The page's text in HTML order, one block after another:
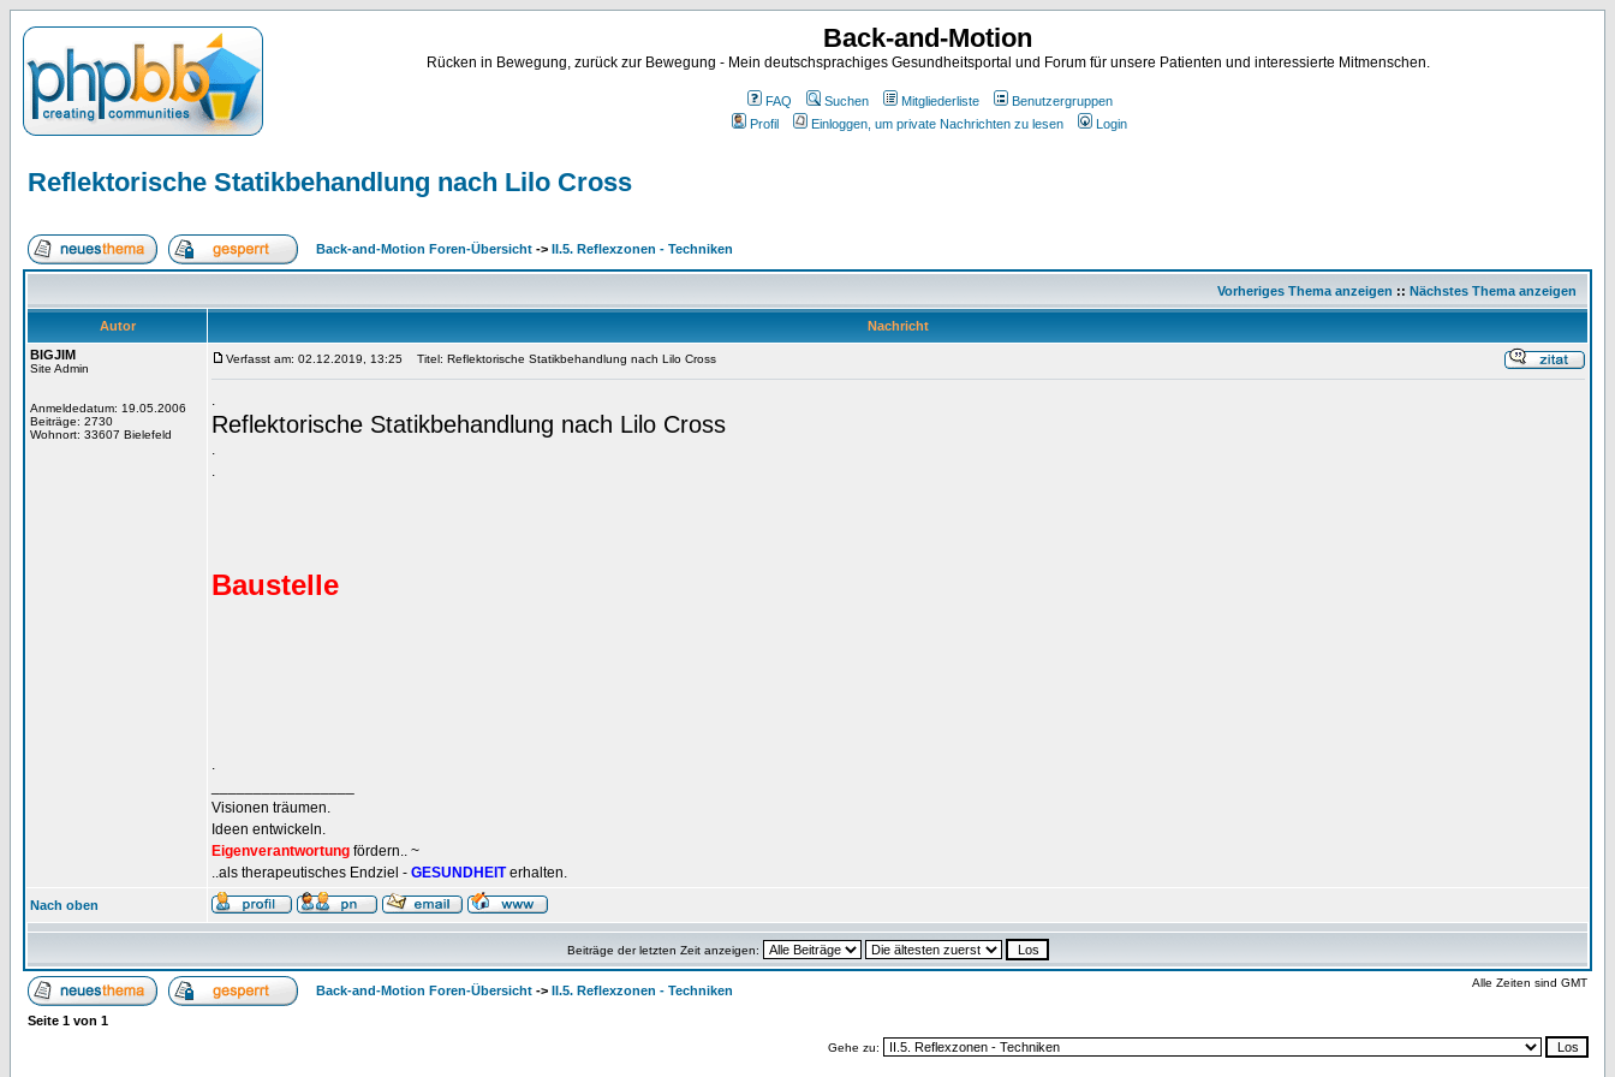
Back-and-Motion
Rücken in Bewegung, zurück zur Bewegung - Mein deutschsprachiges Gesundheitsportal und Forum für unsere Patienten und interessierte Mitmenschen.
FAQ Suchen Mitgliederliste
Benutzergruppen
Profil
Einloggen, um private Nachrichten zu lesen Login
Reflektorische Statikbehandlung nach Lilo Cross
Back-and-Motion Foren-Übersicht -> II.5. Reflexzonen - Techniken
Vorheriges Thema anzeigen :: Nächstes Thema anzeigen
Autor
Nachricht
BIGJIM
Site Admin
Anmeldedatum: 19.05.2006
Beiträge: 2730
Wohnort: 33607 Bielefeld
Verfasst am: 02.12.2019, 13:25 Titel: Reflektorische Statikbehandlung nach Lilo Cross
.
Reflektorische Statikbehandlung nach Lilo Cross
.
.
Baustelle
.
Visionen träumen.
Ideen entwickeln.
Eigenverantwortung fördern.. ~
..als therapeutisches Endziel - GESUNDHEITerhalten.
Nach oben
Beiträge der letzten Zeit anzeigen:
Back-and-Motion Foren-Übersicht -> II.5. Reflexzonen - Techniken
Alle Zeiten sind GMT
Seite 1 von 1
Gehe zu: